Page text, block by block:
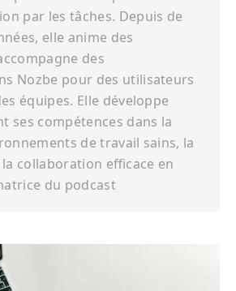
par les tâches. Depuis de
elle anime des
des
Nozbe pour des utilisateurs
équipes. Elle développe
ses compétences dans la
de travail sains, la
collaboration efficace en
du podcast